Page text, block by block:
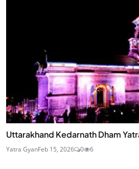
Uttarakhand Kedarnath Dham
Yatra GyanFeb 15, 2026 0 6